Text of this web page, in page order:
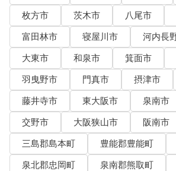
枚方市
茨木市 八尾市
富田林市
寝屋川市 河内長
大東市
和泉市 箕面市
羽曳野市
門真市 摂津市
藤井寺市
東大阪市 泉南市
交野市
大阪狭山市
阪南市
三島郡島本町
豊能郡豊能町
泉北郡忠岡町
泉南郡熊取町